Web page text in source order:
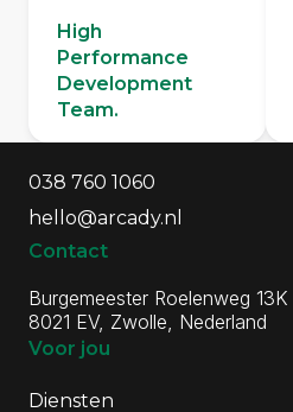
High
Performance
Development
Team.
038 760 1060
hello@arcady.nl
Contact
Burgemeester Roelenweg 13K
8021 EV, Zwolle, Nederland
Voor jou
Diensten